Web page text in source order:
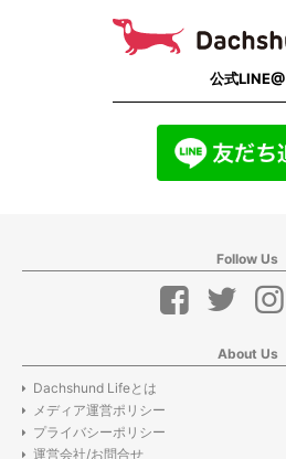
公式LINE@
Follow Us
About Us
Dachshund Lifeとは
メディア運営ポリシー
プライバシーポリシー
運営会社/お問合せ